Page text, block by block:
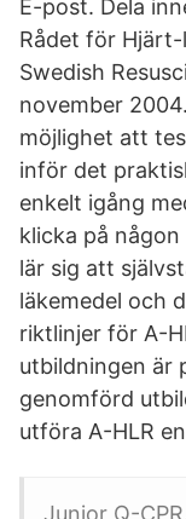
E-post. Dela
Rådet för
Swedish
november
möjlighet att
inför det
enkelt igång
klicka på
lär sig att
läkemedel och
riktlinjer för A-
utbildningen är
genomförd
utföra A-HLR
Junior Q-